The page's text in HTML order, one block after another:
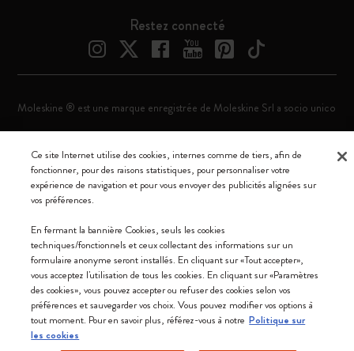
Restez connecté
Canada (français)
Nous acceptons
Moleskine ® est une marque enregistrée de Moleskine Srl a socio unico
Italia - P. IVA / CCIAA n. 07234480965 - REA MI 1945400 - Cap.
Soc. €2.181.513,42
Ce site Internet utilise des cookies, internes comme de tiers, afin de
fonctionner, pour des raisons statistiques, pour personnaliser votre
expérience de navigation et pour vous envoyer des publicités alignées sur
vos préférences.
En fermant la bannière Cookies, seuls les cookies
techniques/fonctionnels et ceux collectant des informations sur un
formulaire anonyme seront installés. En cliquant sur «Tout accepter»,
vous acceptez l'utilisation de tous les cookies. En cliquant sur «Paramètres
des cookies», vous pouvez accepter ou refuser des cookies selon vos
préférences et sauvegarder vos choix. Vous pouvez modifier vos options à
tout moment. Pour en savoir plus, référez-vous à notre Politique sur
les cookies